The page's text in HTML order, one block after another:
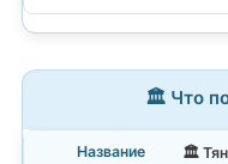
🏛️ Что
🏛️